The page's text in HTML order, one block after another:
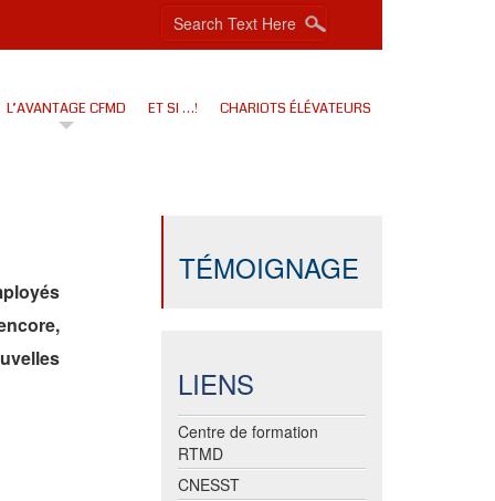
L’AVANTAGE CFMD ET SI …! CHARIOTS ÉLÉVATEURS
TÉMOIGNAGE
LIENS
Centre de formation
RTMD
CNESST